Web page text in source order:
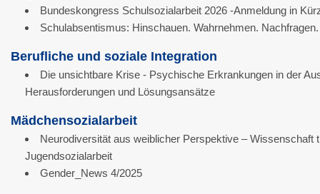
Bundeskongress Schulsozialarbeit 2026 -Anmeldung in
Schulabsentismus: Hinschauen. Wahrnehmen. Nachfragen.
Berufliche und soziale Integration
Die unsichtbare Krise - Psychische Erkrankungen in der
Herausforderungen und Lösungsansätze
Mädchensozialarbeit
Neurodiversität aus weiblicher Perspektive – Wissenschaft
Jugendsozialarbeit
Gender_News 4/2025